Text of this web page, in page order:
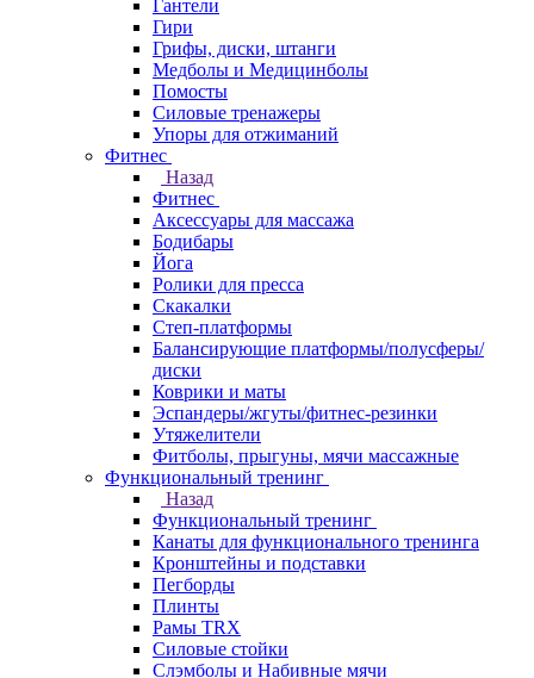
Гантели
Гири
Грифы, диски, штанги
Медболы и Медицинболы
Помосты
Силовые тренажеры
Упоры для отжиманий
Фитнес
Назад
Фитнес
Аксессуары для массажа
Бодибары
Йога
Ролики для пресса
Скакалки
Степ-платформы
Балансирующие платформы/полусферы/
диски
Коврики и маты
Эспандеры/жгуты/фитнес-резинки
Утяжелители
Фитболы, прыгуны, мячи массажные
Функциональный тренинг
Назад
Функциональный тренинг
Канаты для функционального тренинга
Кронштейны и подставки
Пегборды
Плинты
Рамы TRX
Силовые стойки
Слэмболы и Набивные мячи